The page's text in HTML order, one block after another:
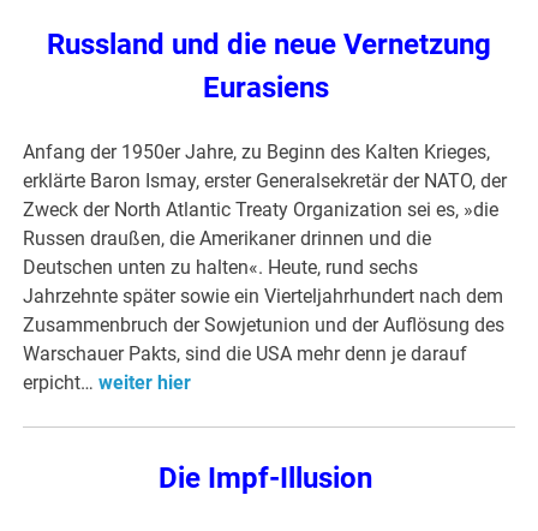
Russland und die neue Vernetzung
Eurasiens
Anfang der 1950er Jahre, zu Beginn des Kalten Krieges,
erklärte Baron Ismay, erster Generalsekretär der NATO, der
Zweck der North Atlantic Treaty Organization sei es, »die
Russen draußen, die Amerikaner drinnen und die
Deutschen unten zu halten«. Heute, rund sechs
Jahrzehnte später sowie ein Vierteljahrhundert nach dem
Zusammenbruch der Sowjetunion und der Auflösung des
Warschauer Pakts, sind die USA mehr denn je darauf
erpicht…weiter hier
Die Impf-Illusion